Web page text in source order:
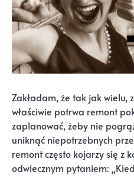
Zakładam, że tak jak wielu,
właściwie potrwa remont
zaplanować, żeby nie
uniknąć niepotrzebnych
remont często kojarzy się z
odwiecznym pytaniem: